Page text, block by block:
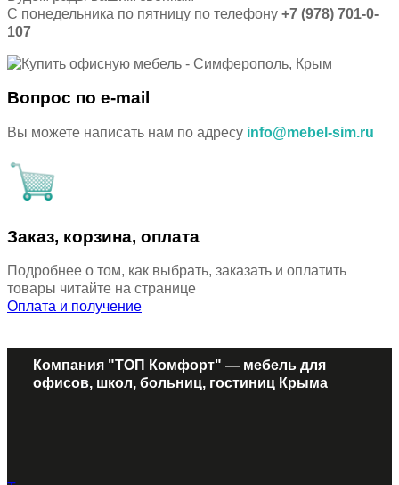
С понедельника по пятницу по телефону +7 (978) 701-0-
107
Вопрос по e-mail
Вы можете написать нам по адресу info@mebel-sim.ru
Заказ, корзина, оплата
Подробнее о том, как выбрать, заказать и оплатить
товары читайте на странице
Оплата и получение
Компания "ТОП Комфорт" — мебель для
офисов, школ, больниц, гостиниц Крыма